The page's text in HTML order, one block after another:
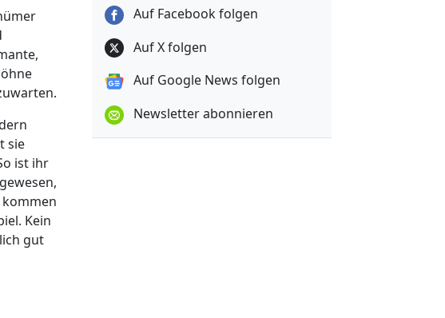
sie
ist ihr
Kein
gut
Auf Facebook folgen
Auf X folgen
Auf Google News folgen
Newsletter abonnieren